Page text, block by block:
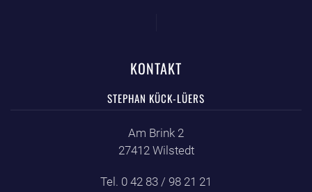
KONTAKT
STEPHAN KÜCK-LÜERS
Am Brink 2
27412 Wilstedt
Tel. 0 42 83 / 98 21 21